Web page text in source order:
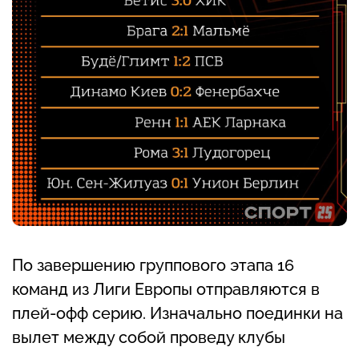
По завершению группового этапа 16
команд из Лиги Европы отправляются в
плей-офф серию. Изначально поединки на
вылет между собой проведу клубы